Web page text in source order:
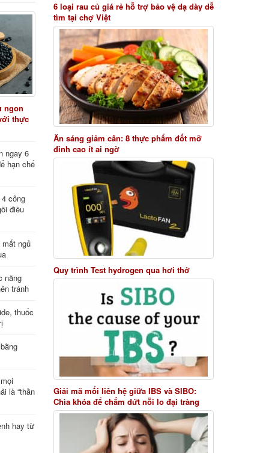
ngon
thực
ngay 6
hạn chế
công
điều
ngủ
năng
tránh
thuốc
là “thần
hay từ
6 loại rau củ giá rẻ hỗ trợ bảo vệ dạ dày dễ
tìm tại chợ Việt
Ăn sáng giảm cân: 8 thực phẩm đốt mỡ
đỉnh cao ít ai ngờ
Quy trình Test hydrogen qua hơi thở
Giải mã mối liên hệ giữa IBS và SIBO:
Chìa khóa để chấm dứt nỗi lo đại tràng